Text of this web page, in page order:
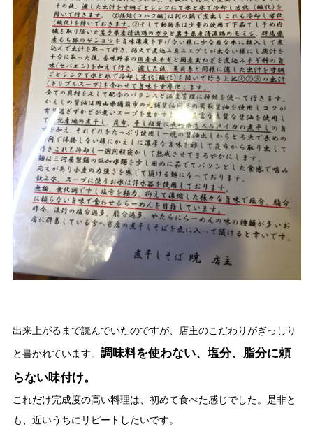
出来上がるまで読んでいたのですが、店主のこだわりがぎっしり
と書かれています。 調味料を使わない、塩分、脂分に頼
らない味付け。
これだけ完成度の高い料理は、初めて食べた感じでした。是非と
も、近いうちにリピートしたいです。